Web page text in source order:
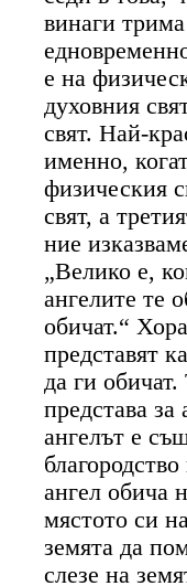
винаги
е на
духовния
свят. Най-
именно,
физическия
свят, а
ние
„Велико е,
ангелите те
обичат.“
представят
да ги
представа за
ангелът е
ангел обича
мястото си
земята да
слезе на